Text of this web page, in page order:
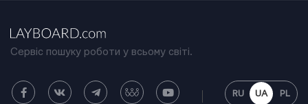
Сервіс пошуку роботи у всьому світі.
RU UA PL